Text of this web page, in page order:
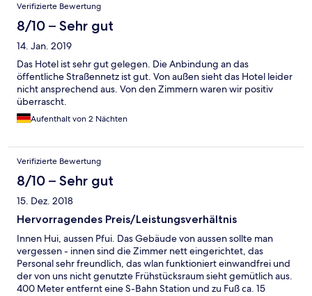
Verifizierte Bewertung
8/10 – Sehr gut
14. Jan. 2019
Das Hotel ist sehr gut gelegen. Die Anbindung an das
öffentliche Straßennetz ist gut. Von außen sieht das Hotel leider
nicht ansprechend aus. Von den Zimmern waren wir positiv
überrascht.
Aufenthalt von 2 Nächten
Verifizierte Bewertung
8/10 – Sehr gut
15. Dez. 2018
Hervorragendes Preis/Leistungsverhältnis
Innen Hui, aussen Pfui. Das Gebäude von aussen sollte man
vergessen - innen sind die Zimmer nett eingerichtet, das
Personal sehr freundlich, das wlan funktioniert einwandfrei und
der von uns nicht genutzte Frühstücksraum sieht gemütlich aus.
400 Meter entfernt eine S-Bahn Station und zu Fuß ca. 15